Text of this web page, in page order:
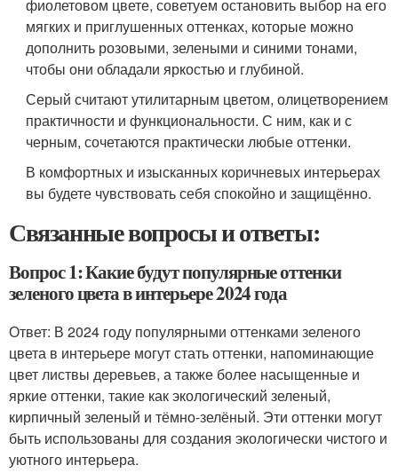
фиолетовом цвете, советуем остановить выбор на его
мягких и приглушенных оттенках, которые можно
дополнить розовыми, зелеными и синими тонами,
чтобы они обладали яркостью и глубиной.
Серый считают утилитарным цветом, олицетворением
практичности и функциональности. С ним, как и с
черным, сочетаются практически любые оттенки.
В комфортных и изысканных коричневых интерьерах
вы будете чувствовать себя спокойно и защищённо.
Связанные вопросы и ответы:
Вопрос 1: Какие будут популярные оттенки
зеленого цвета в интерьере 2024 года
Ответ: В 2024 году популярными оттенками зеленого
цвета в интерьере могут стать оттенки, напоминающие
цвет листвы деревьев, а также более насыщенные и
яркие оттенки, такие как экологический зеленый,
кирпичный зеленый и тёмно-зелёный. Эти оттенки могут
быть использованы для создания экологически чистого и
уютного интерьера.